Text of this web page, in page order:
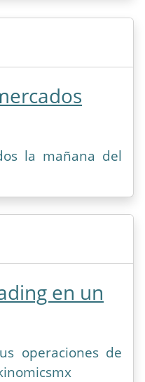
la mañana del
en un
operaciones de